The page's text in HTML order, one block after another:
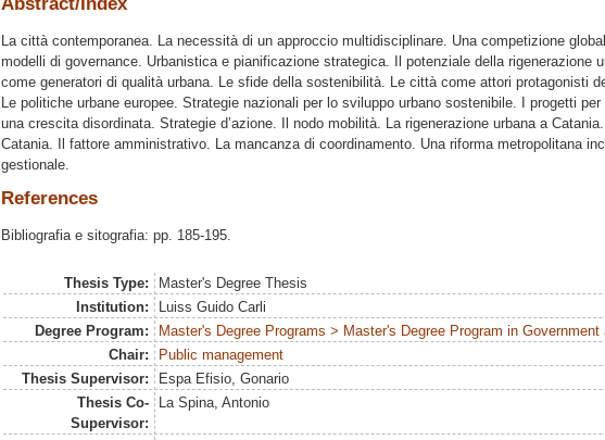
La città contemporanea. La necessità di un approccio multidisciplinare. Una competizione
modelli di governance. Urbanistica e pianificazione strategica. Il potenziale della rigenerazione
come generatori di qualità urbana. Le sfide della sostenibilità. Le città come attori protagonisti
Le politiche urbane europee. Strategie nazionali per lo sviluppo urbano sostenibile. I progetti
una crescita disordinata. Strategie d’azione. Il nodo mobilità. La rigenerazione urbana a
Catania. Il fattore amministrativo. La mancanza di coordinamento. Una riforma metropolitana
gestionale.
References
Bibliografia e sitografia: pp. 185-195.
Thesis Type:
Master's Degree Thesis
Institution:
Luiss Guido Carli
Degree Program:
Master's Degree Programs > Master's Degree Program in
Chair:
Public management
Thesis Supervisor:
Espa Efisio, Gonario
Thesis Co-
Supervisor:
La Spina, Antonio